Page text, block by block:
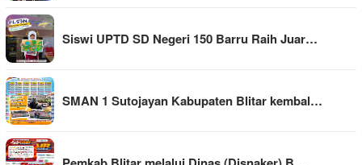
Siswi UPTD SD Negeri 150 Barru Raih Juar…
SMAN 1 Sutojayan Kabupaten Blitar kembal…